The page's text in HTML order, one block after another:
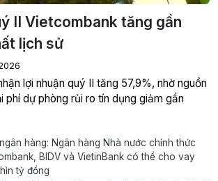
II Vietcombank tăng gần
lịch sử
lợi nhuận quý II tăng 57,9%, nhờ nguồn
phí dự phòng rủi ro tín dụng giảm gần
hàng: Ngân hàng Nhà nước chính thức
BIDV và VietinBank có thể cho vay
tỷ đồng